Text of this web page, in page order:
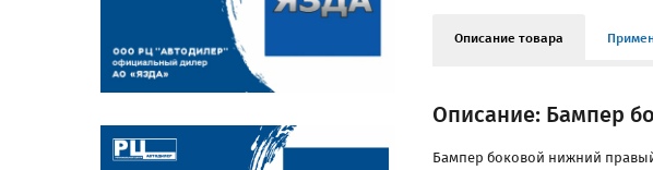
Описание товара
Описание: Бампер
Бампер боковой нижний